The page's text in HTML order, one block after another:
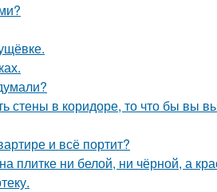
стены в коридоре, то что бы вы
и всё портит?
плитке ни белой, ни чёрной, а